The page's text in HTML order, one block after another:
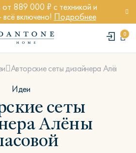
от 889 000 ₽ с техникой и
включено! Подробнее
0
Авторские сеты дизайнера Алёны
Идеи
сеты
Алёны